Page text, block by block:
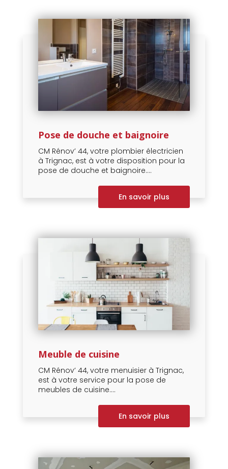
Pose de douche et baignoire
CM Rénov’ 44, votre plombier électricien
à Trignac, est à votre disposition pour la
pose de douche et baignoire....
En savoir plus
Meuble de cuisine
CM Rénov’ 44, votre menuisier à Trignac,
est à votre service pour la pose de
meubles de cuisine....
En savoir plus